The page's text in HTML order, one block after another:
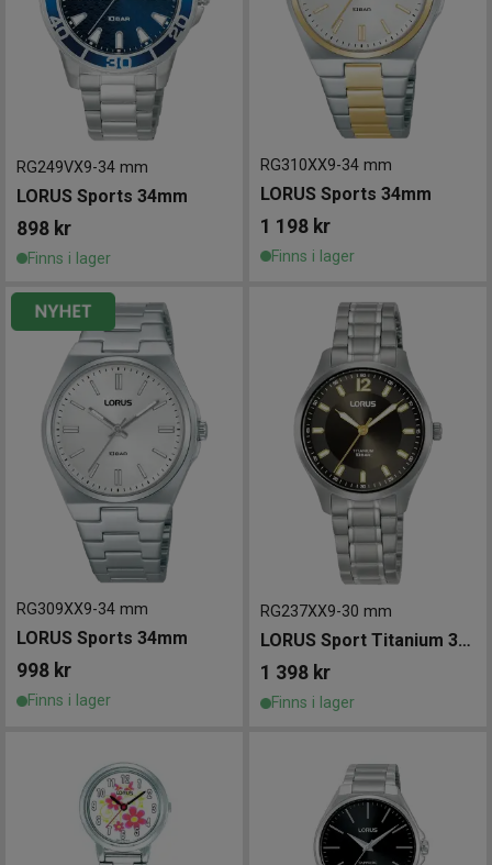
RG249VX9-34 mm
LORUS Sports 34mm
898 kr
Finns i lager
RG310XX9-34 mm
LORUS Sports 34mm
1 198 kr
Finns i lager
RG309XX9-34 mm
LORUS Sports 34mm
998 kr
Finns i lager
RG237XX9-30 mm
LORUS Sport Titanium 30mm
1 398 kr
Finns i lager